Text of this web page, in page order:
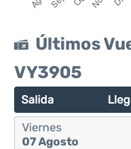
Últimos
VY3905
Salida
Viernes
07 Agosto